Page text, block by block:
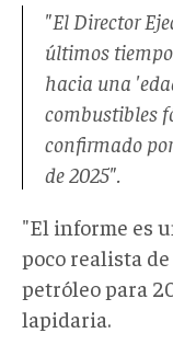
"El Director
últimos
hacia una
combustibles
confirmado
de 2025".
"El informe es
poco realista
petróleo para
lapidaria.